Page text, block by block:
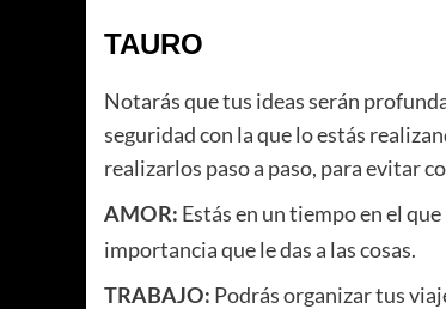
TAURO
Notarás que tus ideas serán
seguridad con la que lo estás
realizarlos paso a paso, para evitar
AMOR: Estás en un tiempo en el
importancia que le das a las cosas.
TRABAJO: Podrás organizar tus